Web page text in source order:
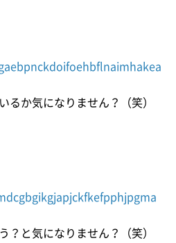
るか気になりません？（笑）
？と気になりません？（笑）